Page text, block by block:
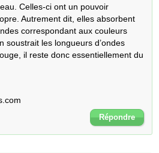
Celles-ci ont un pouvoir
Autrement dit, elles absorbent
correspondant aux couleurs
soustrait les longueurs d’ondes
il reste donc essentiellement du
Répondre